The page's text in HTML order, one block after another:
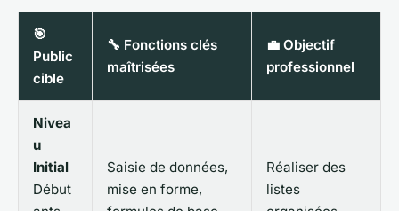
🎯
Public
cible
🔧 Fonctions clés
maîtrisées
💼 Objectif
professionnel
Nivea
u
Initial
Début
Saisie de données,
mise en forme,
Réaliser des
listes